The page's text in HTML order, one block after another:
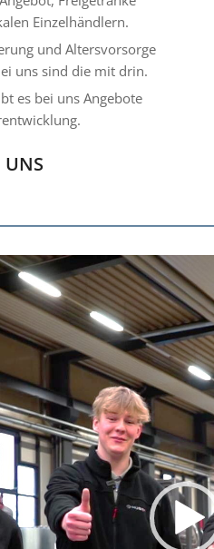
Einzelhändlern.
und Altersvorsorge
uns sind die mit drin.
es bei uns Angebote
UNS